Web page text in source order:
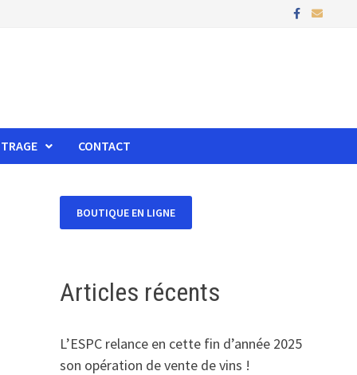
CONTACT
Articles récents
L’ESPC relance en cette fin d’année 2025
son opération de vente de vins !